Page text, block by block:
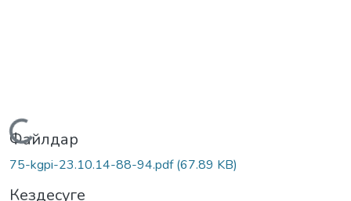
Жүктеу...
Файлдар
75-kgpi-23.10.14-88-94.pdf(67.89 KB)
Кездесуге